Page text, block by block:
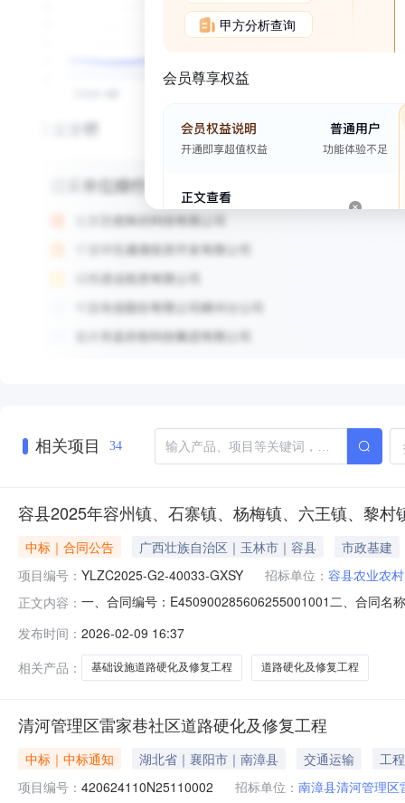
甲方分析查询
会员尊享权益
相关项目 34
容县2025年容州镇、石寨镇、杨梅镇、六王镇、黎
中标｜合同公告 广西壮族自治区｜玉林市｜容县
市政基建
项目编号： YLZC2025-G2-40033-GXSY 招标单位： 容县农业农
正文内容： 一、合同编号：E450900285606255001001二、合同名
同主体采购人（甲方）：容县农业农村局地址：广西玉
发布时间： 2026-02-09 16:37
相关产品：
基础设施道路硬化及修复工程 道路硬化及修复工程
清河管理区雷家巷社区道路硬化及修复工程
中标｜中标通知 湖北省｜襄阳市｜南漳县 交通运输
工程
项目编号： 420624110N25110002 招标单位： 南漳县清河管理区